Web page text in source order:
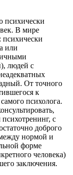
психически
В мире
психически
или
людей с
От точного
к
психолога.
с
доброго
нормой и
форме
человека)
заключения.